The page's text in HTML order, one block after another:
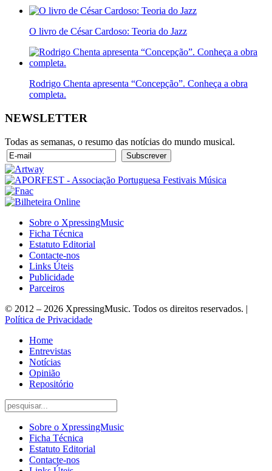
O livro de César Cardoso: Teoria do Jazz
Rodrigo Chenta apresenta “Concepção”. Conheça a obra
completa.
NEWSLETTER
Todas as semanas, o resumo das notícias do mundo musical.
Sobre o XpressingMusic
Ficha Técnica
Estatuto Editorial
Contacte-nos
Links Úteis
Publicidade
Parceiros
© 2012 – 2026 XpressingMusic. Todos os direitos reservados. |
Política de Privacidade
Home
Entrevistas
Notícias
Opinião
Repositório
Sobre o XpressingMusic
Ficha Técnica
Estatuto Editorial
Contacte-nos